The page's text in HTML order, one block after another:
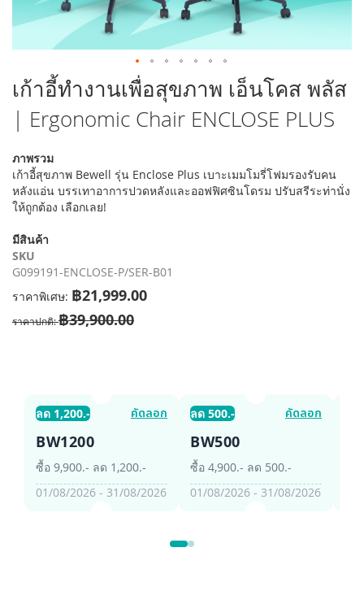
ข้าม
ไป
ที่
ส่วน
ต้น
ของ
แกล
เลอ
รูปภาพ
เก้าอี้ทำงานเพื่อสุขภาพ เอ็นโคส พลัส
| Ergonomic Chair ENCLOSE PLUS
ภาพรวม
เก้าอี้สุขภาพ Bewell รุ่น Enclose Plus เบาะเมมโมรี่โฟมรองรับคน
หลังแอ่น บรรเทาอาการปวดหลังและออฟฟิศซินโดรม ปรับสรีระท่านั่ง
ให้ถูกต้อง เลือกเลย!
มีสินค้า
SKU
G099191-ENCLOSE-P/SER-B01
ราคาพิเศษ ฿21,999.00
ราคาปกติ ฿39,900.00
ลด 1,200.- คัดลอก
BW1200
ซื้อ 9,900.- ลด 1,200.-
01/08/2026 - 31/08/2026
ลด 500.- คัดลอก
BW500
ซื้อ 4,900.- ลด 500.-
01/08/2026 - 31/08/2026